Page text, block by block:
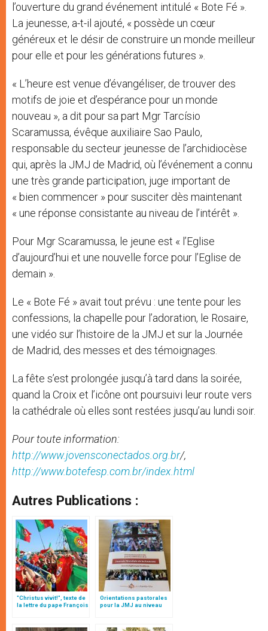
l’ouverture du grand événement intitulé « Bote Fé ».
La jeunesse, a-t-il ajouté, « possède un cœur
généreux et le désir de construire un monde meilleur
pour elle et pour les générations futures ».
« L’heure est venue d’évangéliser, de trouver des
motifs de joie et d’espérance pour un monde
nouveau », a dit pour sa part Mgr Tarcísio
Scaramussa, évêque auxiliaire Sao Paulo,
responsable du secteur jeunesse de l’archidiocèse
qui, après la JMJ de Madrid, où l’événement a connu
une très grande participation, juge important de
« bien commencer » pour susciter dès maintenant
« une réponse consistante au niveau de l’intérêt ».
Pour Mgr Scaramussa, le jeune est « l’Eglise
d’aujourd’hui et une nouvelle force pour l’Eglise de
demain ».
Le « Bote Fé » avait tout prévu : une tente pour les
confessions, la chapelle pour l’adoration, le Rosaire,
une vidéo sur l’histoire de la JMJ et sur la Journée
de Madrid, des messes et des témoignages.
La fête s’est prolongée jusqu’à tard dans la soirée,
quand la Croix et l’icône ont poursuivi leur route vers
la cathédrale où elles sont restées jusqu’au lundi soir.
Pour toute information:
http://www.jovensconectados.org.br/,
http://www.botefesp.com.br/index.html
Autres Publications :
"Christus vivit!", texte de
la lettre du pape François
Orientations pastorales
pour la JMJ au niveau
local (texte intégral)